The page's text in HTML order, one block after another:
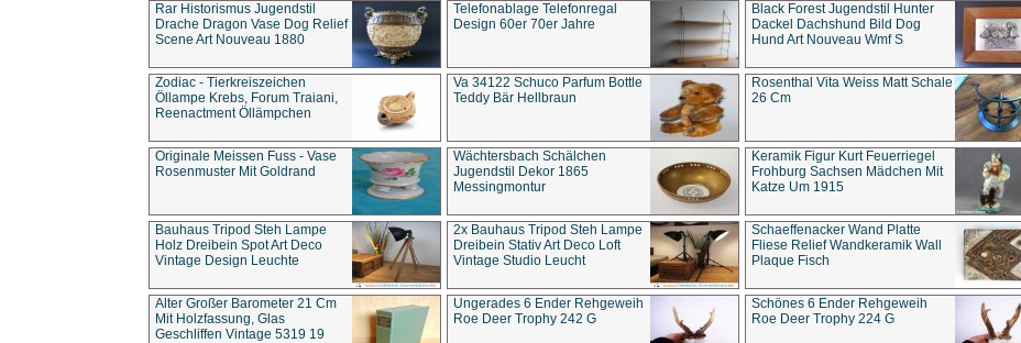
Rar Historismus Jugendstil
Drache Dragon Vase Dog Relief
Scene Art Nouveau 1880
Telefonablage Telefonregal
Design 60er 70er Jahre
Black Forest Jugendstil Hunter
Dackel Dachshund Bild Dog
Hund Art Nouveau Wmf S
Zodiac - Tierkreiszeichen
Öllampe Krebs, Forum Traiani,
Reenactment Öllämpchen
Va 34122 Schuco Parfum Bottle
Teddy Bär Hellbraun
Rosenthal Vita Weiss Matt Schale
26 Cm
Originale Meissen Fuss - Vase
Rosenmuster Mit Goldrand
Wächtersbach Schälchen
Jugendstil Dekor 1865
Messingmontur
Keramik Figur Kurt Feuerriegel
Frohburg Sachsen Mädchen Mit
Katze Um 1915
Bauhaus Tripod Steh Lampe
Holz Dreibein Spot Art Deco
Vintage Design Leuchte
2x Bauhaus Tripod Steh Lampe
Dreibein Stativ Art Deco Loft
Vintage Studio Leucht
Schaeffenacker Wand Platte
Fliese Relief Wandkeramik Wall
Plaque Fisch
Alter Großer Barometer 21 Cm
Mit Holzfassung, Glas
Geschliffen Vintage 5319 19
Ungerades 6 Ender Rehgeweih
Roe Deer Trophy 242 G
Schönes 6 Ender Rehgeweih
Roe Deer Trophy 224 G